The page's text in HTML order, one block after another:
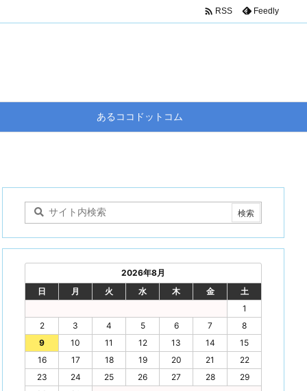
あるココドットコム
 RSS Feedly
2026年8月
日
月 火 水 木 金
土
1
2
3 4 5 6 7
8
9
10 11 12 13 14
15
16
17 18 19 20 21
22
23
24 25 26 27 28
29